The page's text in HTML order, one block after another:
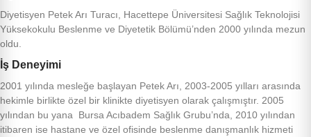
Diyetisyen Petek Arı Turacı, Hacettepe Üniversitesi Sağlık Teknolojisi
Yüksekokulu Beslenme ve Diyetetik Bölümü’nden 2000 yılında mezun
oldu.
İş Deneyimi
2001 yılında mesleğe başlayan Petek Arı, 2003-2005 yılları arasında
hekimle birlikte özel bir klinikte diyetisyen olarak çalışmıştır. 2005
yılından bu yana
Bursa Acıbadem Sağlık Grubu’nda, 2010 yılından
itibaren ise hastane ve özel ofisinde beslenme danışmanlık hizmeti